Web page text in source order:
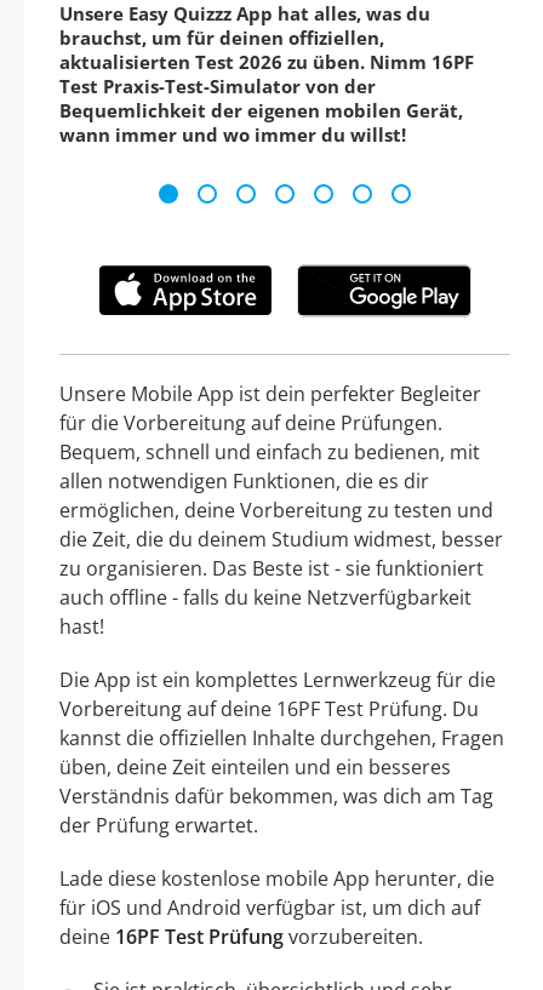
Unsere Easy Quizzz App hat alles, was du
brauchst, um für deinen offiziellen,
aktualisierten Test 2026 zu üben. Nimm 16PF
Test Praxis-Test-Simulator von der
Bequemlichkeit der eigenen mobilen Gerät,
wann immer und wo immer du willst!
Unsere Mobile App ist dein perfekter Begleiter
für die Vorbereitung auf deine Prüfungen.
Bequem, schnell und einfach zu bedienen, mit
allen notwendigen Funktionen, die es dir
ermöglichen, deine Vorbereitung zu testen und
die Zeit, die du deinem Studium widmest, besser
zu organisieren. Das Beste ist - sie funktioniert
auch offline - falls du keine Netzverfügbarkeit
hast!
Die App ist ein komplettes Lernwerkzeug für die
Vorbereitung auf deine 16PF Test Prüfung. Du
kannst die offiziellen Inhalte durchgehen, Fragen
üben, deine Zeit einteilen und ein besseres
Verständnis dafür bekommen, was dich am Tag
der Prüfung erwartet.
Lade diese kostenlose mobile App herunter, die
für iOS und Android verfügbar ist, um dich auf
deine 16PF Test Prüfungvorzubereiten.